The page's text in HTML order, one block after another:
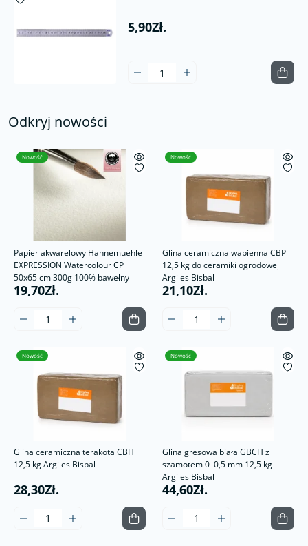
5,90Zł.
Odkryj nowości
Nowość
Papier akwarelowy Hahnemuehle
EXPRESSION Watercolour CP
50x65 cm 300g 100% bawełny
19,70Zł.
Nowość
Glina ceramiczna wapienna CBP
12,5 kg do ceramiki ogrodowej
Argiles Bisbal
21,10Zł.
Nowość
Glina ceramiczna terakota CBH
12,5 kg Argiles Bisbal
28,30Zł.
Nowość
Glina gresowa biała GBCH z
szamotem 0–0,5 mm 12,5 kg
Argiles Bisbal
44,60Zł.